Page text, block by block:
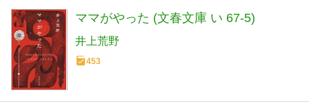
ママがやった (文春文庫 い 67-5)
井上荒野
453